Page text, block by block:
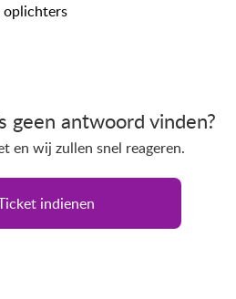
oplichters
geen antwoord vinden?
en wij zullen snel reageren.
indienen